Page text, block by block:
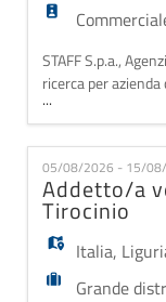
STAFF S.p.a.,
ricerca per
metalmeccanica:
Mansioni
commerciali; -
preparare i relativi
l'avanzamento
...
05/08/2026 - 15/
Addetto/a
Tirocinio
Italia,
Grande